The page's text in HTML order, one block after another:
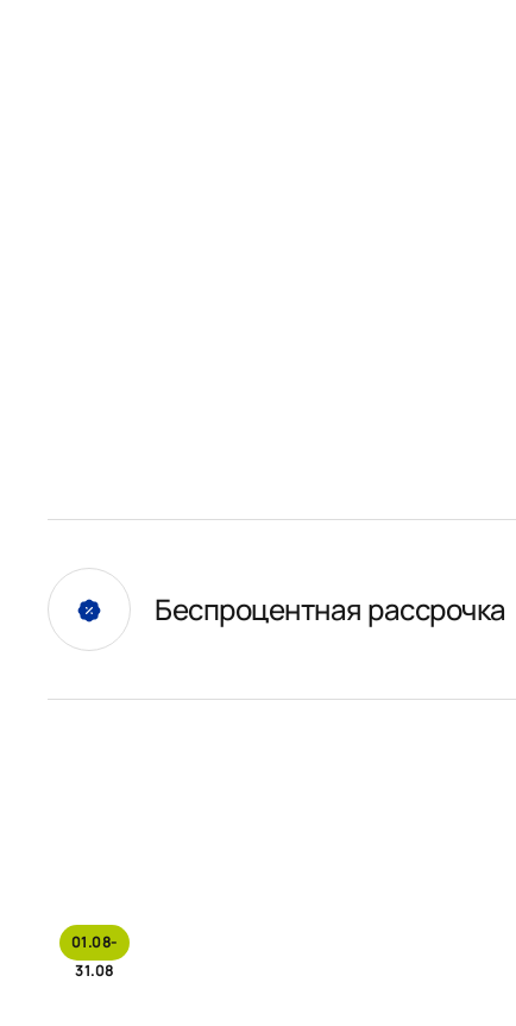
Беспроцентная рассрочка
01.08-
31.08